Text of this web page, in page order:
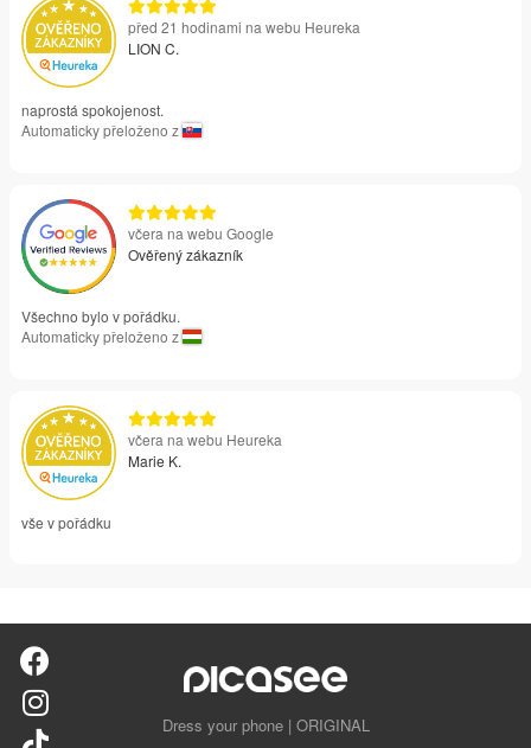
před 21 hodinami na webu Heureka
LION C.
naprostá spokojenost.
Automaticky přeloženo z
včera na webu Google
Ověřený zákazník
Všechno bylo v pořádku.
Automaticky přeloženo z
včera na webu Heureka
Marie K.
vše v pořádku
Dress your phone | ORIGINAL